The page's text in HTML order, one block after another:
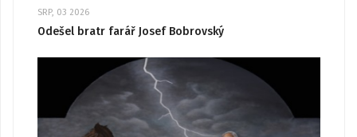
SRP, 03 2026
Odešel bratr farář Josef Bobrovský